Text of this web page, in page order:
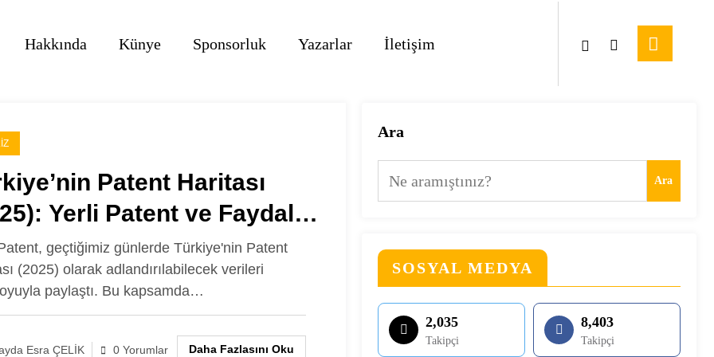
Hakkında Künye Sponsorluk Yazarlar İletişim
Patent Haritası
Yerli Patent ve Faydalı
Başvuru Sayısı
geçtiğimiz günlerde Türkiye'nin Patent
(2025) olarak adlandırılabilecek verileri
paylaştı. Bu kapsamda…
Esra ÇELİK 0 Yorumlar Daha Fazlasını Oku
Ara
Ara
SOSYAL MEDYA
2,035
Takipçi
8,403
Takipçi